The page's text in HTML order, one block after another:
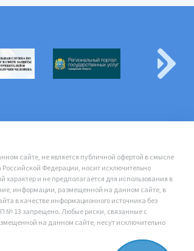
сайте, не является публичной офертой в смысле
Российской Федерации, носит исключительно
и не предполагается для использования в
информации, размещенной на данном сайте, в
в качестве информационного источника без
№ 13 запрещено. Любые риски, связанные с
на данном сайте, несут исключительно